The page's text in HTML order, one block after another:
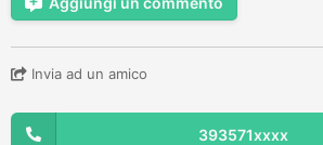
Invia ad un amico
393571xxxx